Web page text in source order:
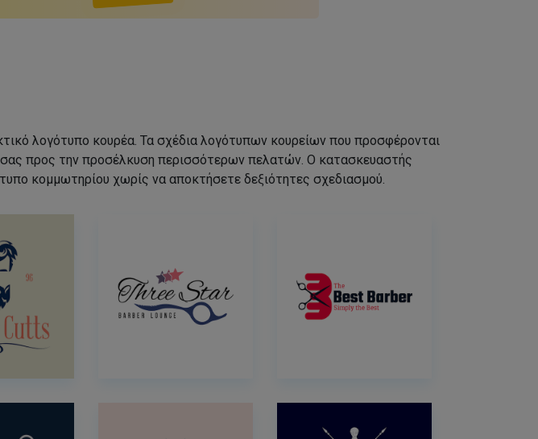
λογότυπο κουρέα. Τα σχέδια λογότυπων κουρείων που προσφέρονται
προς την προσέλκυση περισσότερων πελατών. Ο κατασκευαστής
κομμωτηρίου χωρίς να αποκτήσετε δεξιότητες σχεδιασμού.